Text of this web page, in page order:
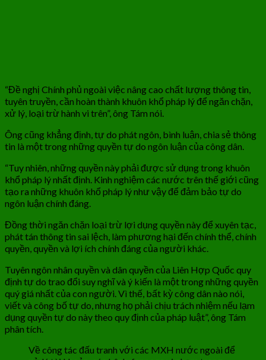
“Đề nghị Chính phủ ngoài việc nâng cao chất lượng thông tin,
tuyên truyền, cần hoàn thành khuôn khổ pháp lý để ngăn chặn,
xử lý, loại trừ hành vi trên”, ông Tám nói.
Ông cũng khẳng định, tự do phát ngôn, bình luận, chia sẻ thông
tin là một trong những quyền tự do ngôn luận của công dân.
“Tuy nhiên, những quyền này phải được sử dụng trong khuôn
khổ pháp lý nhất định. Kinh nghiệm các nước trên thế giới cũng
tạo ra những khuôn khổ pháp lý như vậy để đảm bảo tự do
ngôn luận chính đáng.
Đồng thời ngăn chặn loại trừ lợi dụng quyền này để xuyên tạc,
phát tán thông tin sai lệch, làm phương hại đến chính thể, chính
quyền, quyền và lợi ích chính đáng của người khác.
Tuyên ngôn nhân quyền và dân quyền của Liên Hợp Quốc quy
định tự do trao đổi suy nghĩ và ý kiến là một trong những quyền
quý giá nhất của con người. Vì thế, bất kỳ công dân nào nói,
viết và công bố tự do, nhưng họ phải chịu trách nhiệm nếu lạm
dụng quyền tự do này theo quy định của pháp luật”, ông Tám
phân tích.
Về công tác đấu tranh với các MXH nước ngoài để